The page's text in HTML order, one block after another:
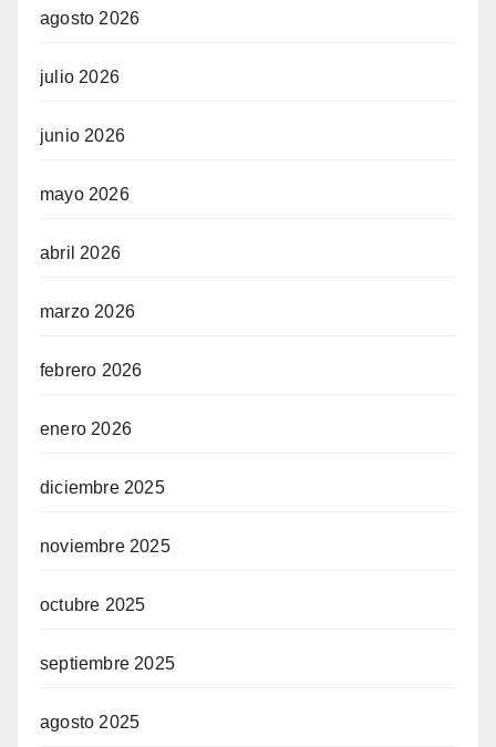
agosto 2026
julio 2026
junio 2026
mayo 2026
abril 2026
marzo 2026
febrero 2026
enero 2026
diciembre 2025
noviembre 2025
octubre 2025
septiembre 2025
agosto 2025